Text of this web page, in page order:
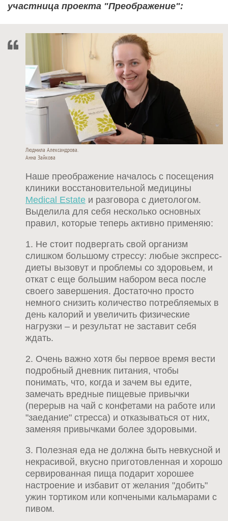
участница проекта "Преображение":
Людмила Александрова.
Анна Зайкова
Наше преображение началось с посещения
клиники восстановительной медицины
Medical Estate и разговора с диетологом.
Выделила для себя несколько основных
правил, которые теперь активно применяю:
1. Не стоит подвергать свой организм
слишком большому стрессу: любые экспресс-
диеты вызовут и проблемы со здоровьем, и
откат с еще большим набором веса после
своего завершения. Достаточно просто
немного снизить количество потребляемых в
день калорий и увеличить физические
нагрузки – и результат не заставит себя
ждать.
2. Очень важно хотя бы первое время вести
подробный дневник питания, чтобы
понимать, что, когда и зачем вы едите,
замечать вредные пищевые привычки
(перерыв на чай с конфетами на работе или
"заедание" стресса) и отказываться от них,
заменяя привычками более здоровыми.
3. Полезная еда не должна быть невкусной и
некрасивой, вкусно приготовленная и хорошо
сервированная пища подарит хорошее
настроение и избавит от желания "добить"
ужин тортиком или копчеными кальмарами с
пивом.